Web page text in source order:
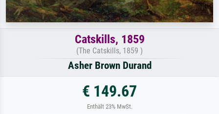
Catskills, 1859
(The Catskills, 1859 )
Asher Brown Durand
€ 149.67
Enthält 23% MwSt.